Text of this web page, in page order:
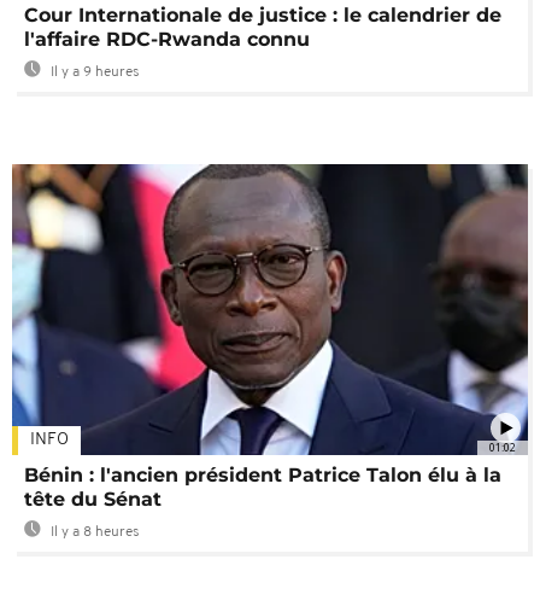
Cour Internationale de justice : le calendrier de
l'affaire RDC-Rwanda connu
Il y a 9 heures
01:02
INFO
Bénin : l'ancien président Patrice Talon élu à la
tête du Sénat
Il y a 8 heures